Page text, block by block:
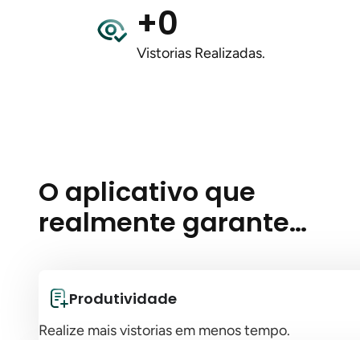
Vistorias Realizadas.
+0
O aplicativo que
realmente garante…
Produtividade
Realize mais vistorias em menos tempo.